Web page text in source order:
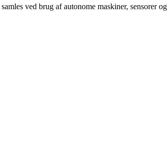
ved brug af autonome maskiner, sensorer